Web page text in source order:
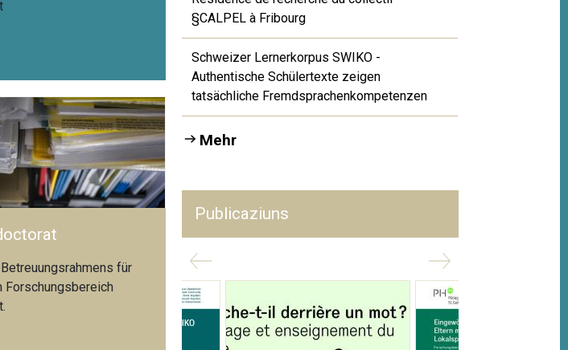
für
Forschungsbereich
§CALPEL à Fribourg
Schweizer Lernerkorpus SWIKO -
Authentische Schülertexte zeigen
tatsächliche Fremdsprachenkompetenzen
Mehr
Publicaziuns